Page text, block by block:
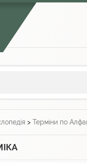
> Терміни по